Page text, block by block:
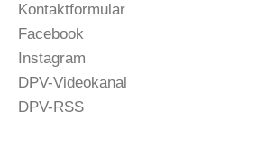
Kontaktformular
Facebook
Instagram
DPV-Videokanal
DPV-RSS